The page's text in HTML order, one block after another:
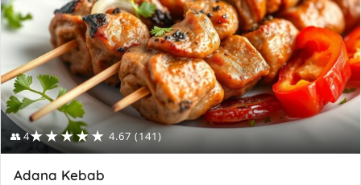
👥 4★★★★★ 4.67 (141)
Adana Kebab